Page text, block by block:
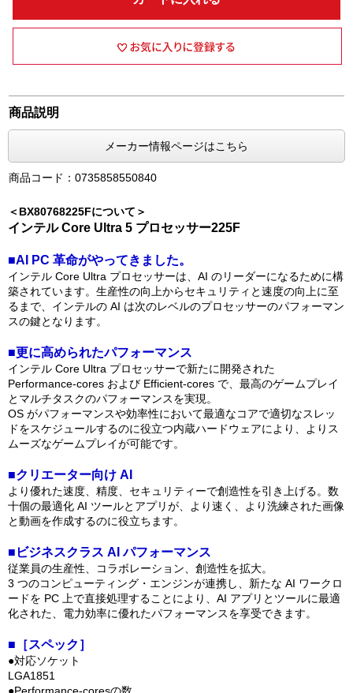
商品説明
メーカー情報ページはこちら
商品コード：0735858550840
＜BX80768225Fについて＞
インテル Core Ultra 5 プロセッサー225F
■AI PC 革命がやってきました。
インテル Core Ultra プロセッサーは、AI のリーダーになるために構
築されています。生産性の向上からセキュリティと速度の向上に至
るまで、インテルの AI は次のレベルのプロセッサーのパフォーマン
スの鍵となります。
■更に高められたパフォーマンス
インテル Core Ultra プロセッサーで新たに開発された
Performance-cores および Efficient-cores で、最高のゲームプレイ
とマルチタスクのパフォーマンスを実現。
OS がパフォーマンスや効率性において最適なコアで適切なスレッ
ドをスケジュールするのに役立つ内蔵ハードウェアにより、よりス
ムーズなゲームプレイが可能です。
■クリエーター向け AI
より優れた速度、精度、セキュリティーで創造性を引き上げる。数
十個の最適化 AI ツールとアプリが、より速く、より洗練された画像
と動画を作成するのに役立ちます。
■ビジネスクラス AI パフォーマンス
従業員の生産性、コラボレーション、創造性を拡大。
3 つのコンピューティング・エンジンが連携し、新たな AI ワークロ
ードを PC 上で直接処理することにより、AI アプリとツールに最適
化された、電力効率に優れたパフォーマンスを享受できます。
■［スペック］
●対応ソケット
LGA1851